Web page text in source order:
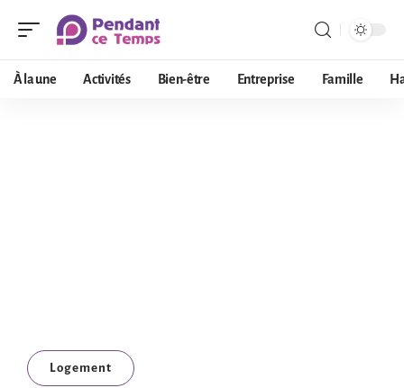
À la une Activités Bien-être Entreprise Famille
Logement